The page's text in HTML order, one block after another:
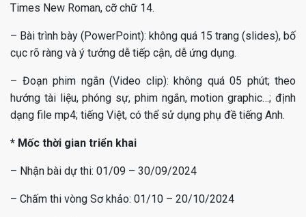
Times New Roman, cỡ chữ 14.
– Bài trình bày (PowerPoint): không quá 15 trang (slides), bố
cục rõ ràng và ý tưởng dễ tiếp cận, dễ ứng dụng.
– Đoạn phim ngắn (Video clip): không quá 05 phút; theo
hướng tài liệu, phóng sự, phim ngắn, motion graphic…; định
dạng file mp4; tiếng Việt, có thể sử dụng phụ đề tiếng Anh.
* Mốc thời gian triển khai
– Nhận bài dự thi: 01/09 – 30/09/2024
– Chấm thi vòng Sơ khảo: 01/10 – 20/10/2024